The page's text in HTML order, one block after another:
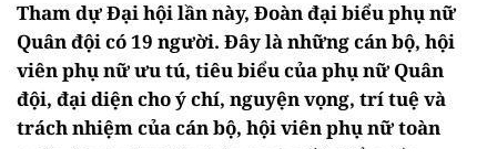
Tham dự Đại hội lần này, Đoàn đại biểu phụ nữ
Quân đội có 19 người. Đây là những cán bộ, hội
viên phụ nữ ưu tú, tiêu biểu của phụ nữ Quân
đội, đại diện cho ý chí, nguyện vọng, trí tuệ và
trách nhiệm của cán bộ, hội viên phụ nữ toàn